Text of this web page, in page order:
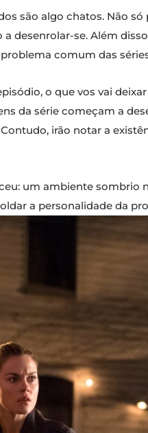
são algo chatos. Não
se. Além
comum das
o que vos vai
da série começam a
irão notar a
um ambiente
a personalidade da